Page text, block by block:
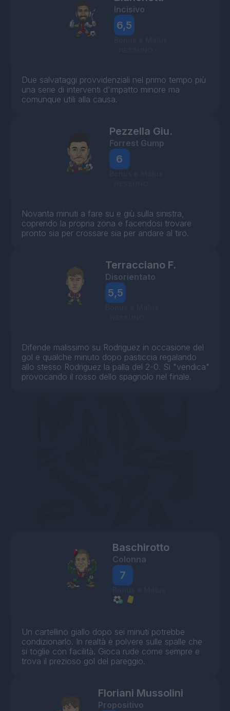
Incisivo
6,5
Due salvataggi provvidenziali nel primo tempo più
una serie di interventi d'impatto minore ma
comunque utili alla causa.
Pezzella Giu.
Forrest Gump
6
Novanta minuti a fare su e giù sulla sinistra,
coprendo la propria zona e facendosi trovare
pronto sia per crossare sia per andare al tiro.
Terracciano F.
Disorientato
5,5
Difende malissimo su Rodriguez in occasione del
gol e qualche minuto dopo pasticcia regalando
allo stesso Rodriguez la palla del 2-0. Si "vendica"
provocando il rosso dello spagnolo nel finale.
Baschirotto
Colonna
7
Un cartellino giallo dopo sei minuti potrebbe
condizionarlo. In realtà è polvere sulle spalle che
si toglie con facilità. Gioca rude come sempre e
trova il prezioso gol del pareggio.
Floriani Mussolini
Propositivo